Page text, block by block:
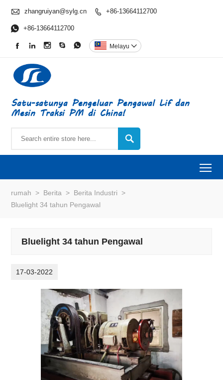
 zhangruiyan@sylg.cn  +86-13664112700
 +86-13664112700
     Melayu 
Satu-satunya Pengeluar Pengawal Lif dan
Mesin Traksi PM di China!

rumah > Berita > Berita Industri >
Bluelight 34 tahun Pengawal
Bluelight 34 tahun Pengawal
17-03-2022